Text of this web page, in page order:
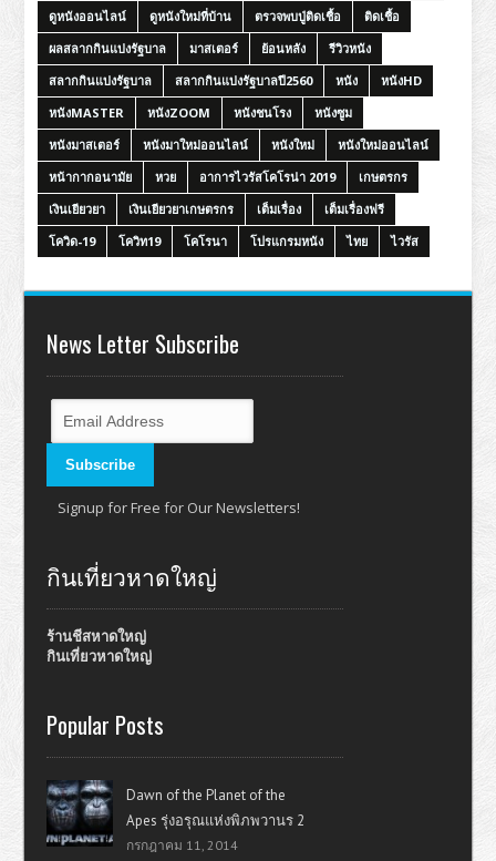
ดูหนังออนไลน์
ดูหนังใหม่ที่บ้าน ตรวจพบปู่ติดเชื้อ
ติดเชื้อ
ผลสลากกินแบ่งรัฐบาล
มาสเตอร์ ย้อนหลัง
รีวิวหนัง
สลากกินแบ่งรัฐบาล
สลากกินแบ่งรัฐบาลปี2560 หนัง
หนังHD
หนังMASTER
หนังZOOM หนังชนโรง
หนังซูม
หนังมาสเตอร์
หนังมาใหม่ออนไลน์ หนังใหม่
หนังใหม่ออนไลน์
หน้ากากอนามัย
หวย อาการไวรัสโคโรน่า 2019
เกษตรกร
เงินเยียวยา
เงินเยียวยาเกษตรกร เต็มเรื่อง
เต็มเรื่องฟรี
โควิด-19
โควิท19 โคโรนา โปรแกรมหนัง ไทย ไวรัส
News Letter Subscribe
Signup for Free for Our Newsletters!
กินเที่ยวหาดใหญ่
ร้านชีสหาดใหญ่
กินเที่ยวหาดใหญ่
Popular Posts
Dawn of the Planet of the
Apes รุ่งอรุณแห่งพิภพวานร 2
กรกฎาคม 11, 2014